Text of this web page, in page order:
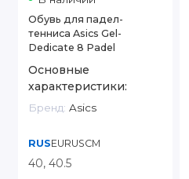
Обувь для падел-
тенниса Asics Gel-
Dedicate 8 Padel
Основные
характеристики:
Бренд: Asics
RUSEURUSCM
40, 40.5